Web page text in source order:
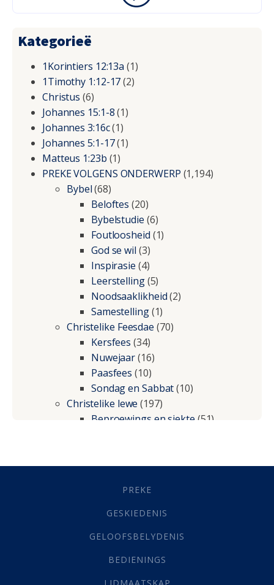
Kategorieë
1Korintiers 12:13a (1)
1Timothy 1:12-17(2)
Christus (6)
Johannes 15:1-8(1)
Johannes 3:16c(1)
Johannes 5:1-17(1)
Matteus 1:23b (1)
PREKE VOLGENS ONDERWERP (1,194)
Bybel(68)
Beloftes (20)
Bybelstudie (6)
Foutloosheid (1)
God se wil (3)
Inspirasie (4)
Leerstelling(5)
Noodsaaklikheid(2)
Samestelling(1)
Christelike Feesdae (70)
Kersfees (34)
Nuwejaar(16)
Paasfees (10)
Sondag en Sabbat(10)
Christelike lewe (197)
Beproewings en siekte(51)
Geestelike Groei(10)
(21)
Grys Areas(4)
Lewensdoel(3)
Selfondersoek(1)
PREKE
GESKIEDENIS
GELOOFSBELYDENIS
BEDIENINGS
LIDMAATSKAP